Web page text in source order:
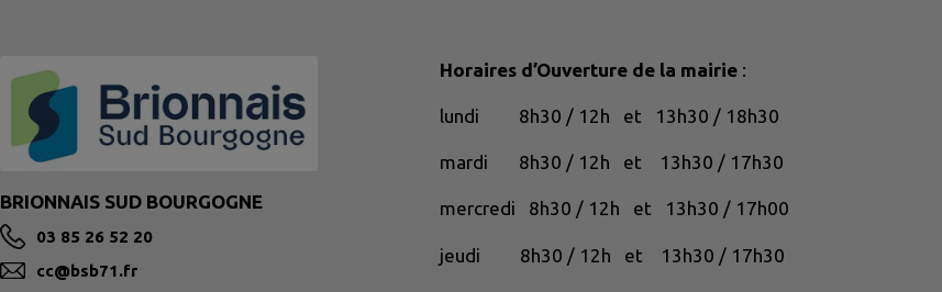
BRIONNAIS SUD BOURGOGNE
03 85 26 52 20
cc@bsb71.fr
Horaires d’Ouverture de la mairie :
lundi 8h30 / 12h et 13h30 / 18h30
mardi 8h30 / 12h et 13h30 / 17h30
mercredi 8h30 / 12h et 13h30 / 17h00
jeudi 8h30 / 12h et 13h30 / 17h30